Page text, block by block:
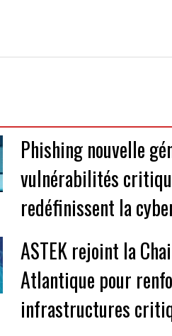
Phishing nouvelle
vulnérabilités
redéfinissent la
ASTEK rejoint la
Atlantique pour
infrastructures